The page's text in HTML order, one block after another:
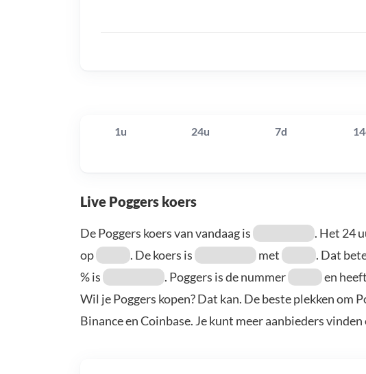
1u 24u 7d
Live Poggers koers
De Poggers koers van vandaag is
. Het 24
op
. De koers is met
. Dat
% is
. Poggers is de nummer en
Wil je Poggers kopen? Dat kan. De beste plekken om
Binance en Coinbase. Je kunt meer aanbieders